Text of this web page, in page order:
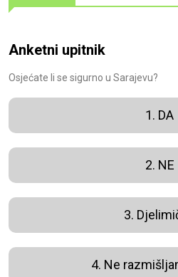
Anketni upitnik
Osjećate li se sigurno u Sarajevu?
1. DA
2. NE
3.
4. Ne